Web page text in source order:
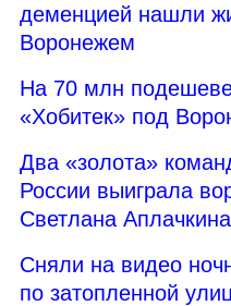
деменцией нашли
Воронежем
На 70 млн
«Хобитек» под
Два «золота»
России выиграла
Светлана Аплачкина
Сняли на видео
по затопленной